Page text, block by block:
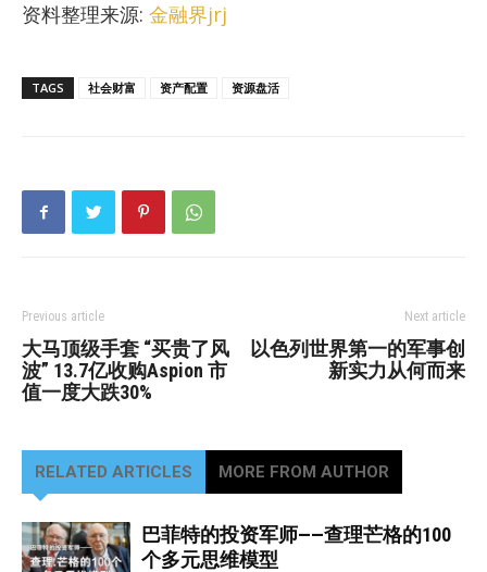
资料整理来源: 金融界jrj
TAGS 社会财富 资产配置 资源盘活
Previous article
大马顶级手套 “买贵了风
波” 13.7亿收购Aspion 市
值一度大跌30%
Next article
以色列世界第一的军事创
新实力从何而来
RELATED ARTICLES MORE FROM AUTHOR
巴菲特的投资军师——查理芒格的100
个多元思维模型